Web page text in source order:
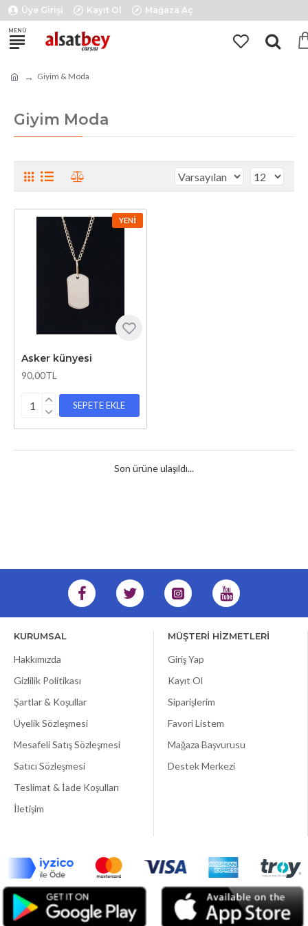
Üye Girişi Kayıt Ol Mağaza Aç
Giyim & Moda
Giyim Moda
YENI
Asker künyesi
90,00TL
SEPETE EKLE
Son ürüne ulaşıldı...
KURUMSAL
Hakkımızda
Gizlilik Politikası
Şartlar & Koşullar
Üyelik Sözleşmesi
Mesafeli Satış Sözleşmesi
Satıcı Sözleşmesi
Teslimat & İade Koşulları
İletişim
MÜŞTERİ HİZMETLERİ
Giriş Yap
Kayıt Ol
Siparişlerim
Favori Listem
Mağaza Başvurusu
Destek Merkezi